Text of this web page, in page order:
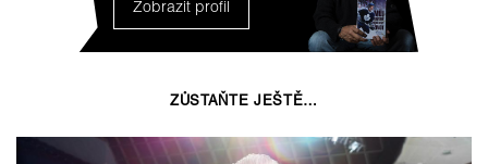
Zobrazit profil
ZŮSTAŇTE JEŠTĚ…